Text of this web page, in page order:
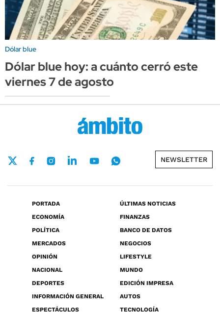
Dólar blue
Dólar blue hoy: a cuánto cerró este
viernes 7 de agosto
NEWSLETTER
PORTADA
ÚLTIMAS NOTICIAS
ECONOMÍA
FINANZAS
POLÍTICA
BANCO DE DATOS
MERCADOS
NEGOCIOS
OPINIÓN
LIFESTYLE
NACIONAL
MUNDO
DEPORTES
EDICIÓN IMPRESA
INFORMACIÓN GENERAL
AUTOS
ESPECTÁCULOS
TECNOLOGÍA